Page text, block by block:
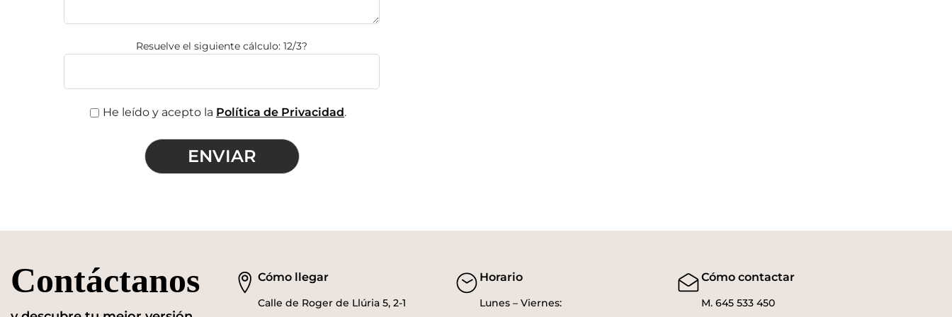
Resuelve el siguiente cálculo: 12/3?
He leído y acepto la Política de Privacidad.
Contáctanos Cómo llegar
Calle de Roger de Llúria 5, 2-1
Horario
Lunes – Viernes:
Cómo contactar
M. 645 533 450